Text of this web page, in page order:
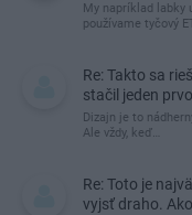
My napríklad labky
používame tyčový
Re: Takto sa
stačil jeden
Dizajn je to
Ale vždy, keď…
Re: Toto je
vyjsť draho.